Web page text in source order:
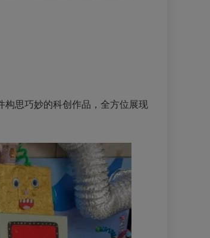
思巧妙的科创作品，全方位展现